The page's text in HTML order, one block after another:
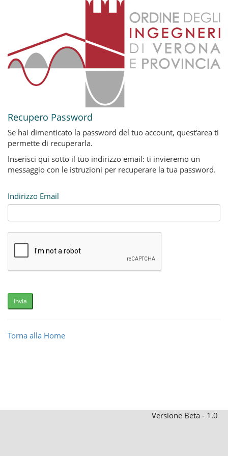
Recupero Password
Se hai dimenticato la password del tuo account, quest'area ti
permette di recuperarla.
Inserisci qui sotto il tuo indirizzo email: ti invieremo un
messaggio con le istruzioni per recuperare la tua password.
Indirizzo Email
Invia
Torna alla Home
Versione Beta - 1.0